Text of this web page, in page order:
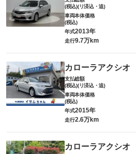
(税込)(リ済込・追)
車両本体価格
(税込)
年式2013年
走行9.7万km
カローラアクシオ
支払総額
(税込)(リ済込・追)
車両本体価格
(税込)
年式2015年
走行2.6万km
カローラアクシオ